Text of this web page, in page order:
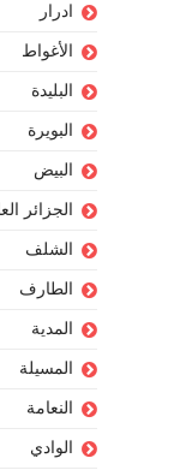
ادرار
الأغواط
البليدة
البويرة
البيض
الجزائر
الشلف
الطارف
المدية
المسيلة
النعامة
الوادي